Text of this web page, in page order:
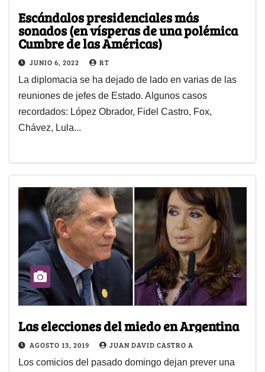
Escándalos presidenciales más
sonados (en vísperas de una polémica
Cumbre de las Américas)
JUNIO 6, 2022 RT
La diplomacia se ha dejado de lado en varias de las
reuniones de jefes de Estado. Algunos casos
recordados: López Obrador, Fidel Castro, Fox,
Chávez, Lula...
Las elecciones del miedo en Argentina
AGOSTO 13, 2019 JUAN DAVID CASTRO A
Los comicios del pasado domingo dejan prever una